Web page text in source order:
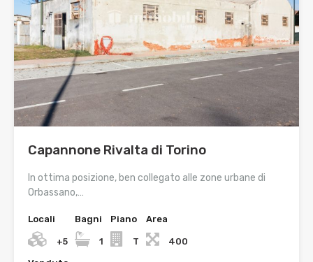
Capannone Rivalta di Torino
In ottima posizione, ben collegato alle zone urbane di
Orbassano,…
Locali
+5
Bagni
1
Piano
T
Area
400